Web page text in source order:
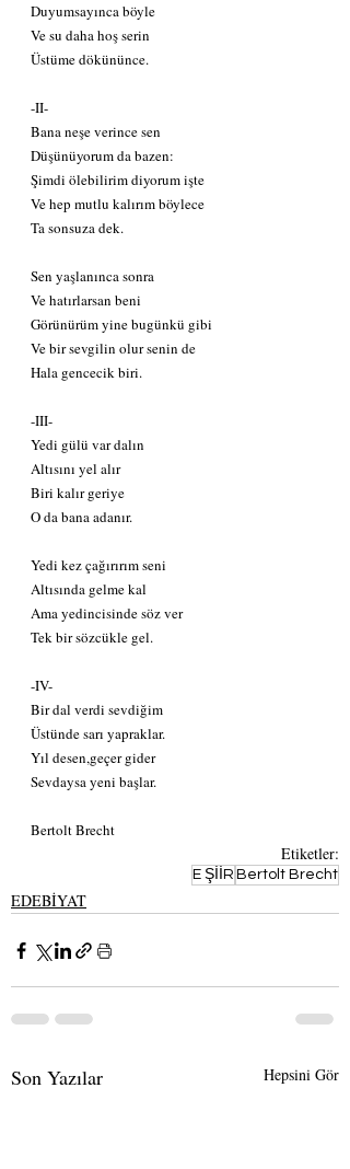
Duyumsayınca böyle
Ve su daha hoş serin
Üstüme dökününce.
-II-
Bana neşe verince sen
Düşünüyorum da bazen:
Şimdi ölebilirim diyorum işte
Ve hep mutlu kalırım böylece
Ta sonsuza dek.
Sen yaşlanınca sonra
Ve hatırlarsan beni
Görünürüm yine bugünkü gibi
Ve bir sevgilin olur senin de
Hala gencecik biri.
-III-
Yedi gülü var dalın
Altısını yel alır
Biri kalır geriye
O da bana adanır.
Yedi kez çağırırım seni
Altısında gelme kal
Ama yedincisinde söz ver
Tek bir sözcükle gel.
-IV-
Bir dal verdi sevdiğim
Üstünde sarı yapraklar.
Yıl desen,geçer gider
Sevdaysa yeni başlar.
Bertolt Brecht
Etiketler:
E ŞİİR Bertolt Brecht
EDEBİYAT
Son Yazılar Hepsini Gör